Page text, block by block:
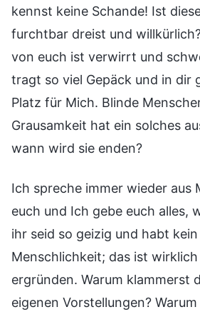
kennst keine Schande! Ist
furchtbar dreist und
von euch ist verwirrt und
tragt so viel Gepäck und in dir
Platz für Mich. Blinde
Grausamkeit hat ein solches
wann wird sie enden?
Ich spreche immer wieder aus
euch und Ich gebe euch alles,
ihr seid so geizig und habt
Menschlichkeit; das ist
ergründen. Warum klammerst
eigenen Vorstellungen?